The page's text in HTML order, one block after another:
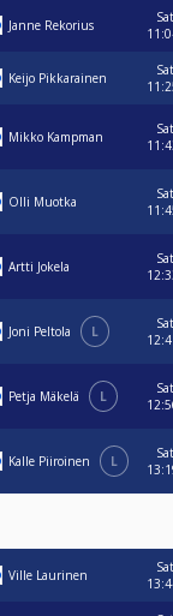
Janne Rekorius
Sat
Keijo Pikkarainen
Sat
Mikko Kampman
Sat
Olli Muotka
Sat
Artti Jokela
Sat
Joni Peltola L
Sat
Petja Mäkelä L
Sat
Kalle Piiroinen L
Sat
Ville Laurinen
Sat